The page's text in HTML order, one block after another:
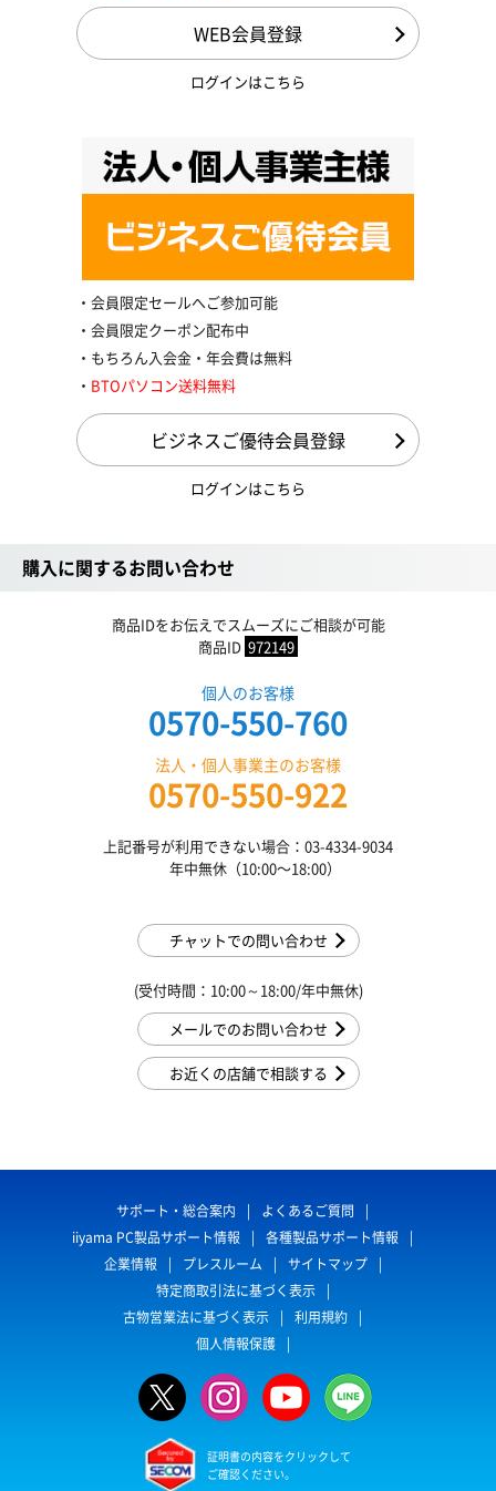
WEB会員登録
ログインはこちら
会員限定セールへご参加可能
会員限定クーポン配布中
もちろん入会金・年会費は無料
BTOパソコン送料無料
ビジネスご優待会員登録
ログインはこちら
購入に関するお問い合わせ
商品IDをお伝えでスムーズにご相談が可能
商品ID 972149
個人のお客様
0570-550-760
法人・個人事業主のお客様
0570-550-922
上記番号が利用できない場合：03-4334-9034
年中無休（10:00〜18:00）
チャットでの問い合わせ
(受付時間：10:00～18:00/年中無休)
メールでのお問い合わせ
お近くの店舗で相談する
サポート・総合案内
よくあるご質問
iiyama PC製品サポート情報
各種製品サポート情報
企業情報
プレスルーム
サイトマップ
特定商取引法に基づく表示
古物営業法に基づく表示
利用規約
個人情報保護
証明書の内容をクリックして
ご確認ください。